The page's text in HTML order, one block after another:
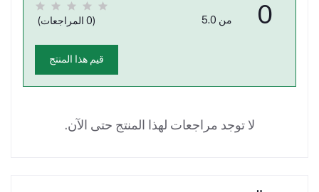
0 من 5.0 (0 المراجعات)
قيم هذا المنتج
لا توجد مراجعات لهذا المنتج حتى الآن.